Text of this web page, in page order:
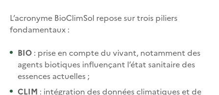
L’acronyme BioClimSol repose sur trois piliers
fondamentaux :
BIO : prise en compte du vivant, notamment des
agents biotiques influençant l’état sanitaire des
essences actuelles ;
CLIM : intégration des données climatiques et de